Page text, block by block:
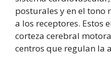
posturales y en el
a los receptores. Estos
corteza cerebral
centros que regulan la